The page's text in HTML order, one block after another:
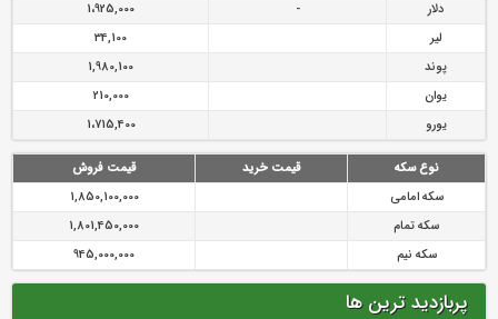
دلار
-
1،925,000
لیر
34,100
پوند
1,980,100
یوان
210,000
یورو
1،715,400
نوع سکه قیمت خرید
قیمت فروش
سکه امامی
1,850,100,000
سکه تمام
1,801,450,000
سکه نیم
945,000,000
پربازدید ترین ها